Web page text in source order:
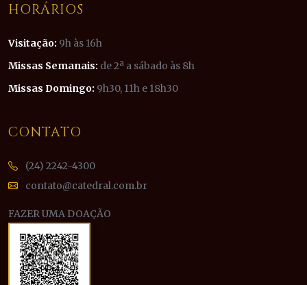
HORÁRIOS
Visitação: 9h às 16h
Missas Semanais: de 2ª a sábado às 8h
Missas Domingo: 9h30, 11h e 18h30
CONTATO
(24) 2242-4300
contato@catedral.com.br
FAZER UMA DOAÇÃO